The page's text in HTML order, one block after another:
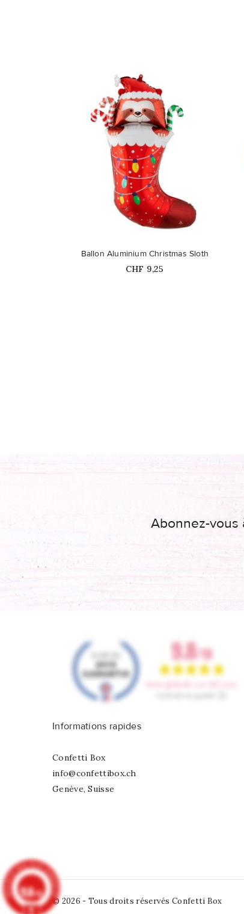
Ballon Aluminium Christmas Sloth
Prix
CHF 9,25
Abonnez-vous
Informations rapides
Confetti Box
info@confettibox.ch
Genève, Suisse
© 2026 - Tous droits réservés Confetti Box
9.8/10
902 avis